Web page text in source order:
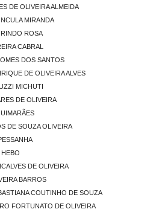
DE OLIVEIRA ALMEIDA
MIRANDA
ROSA
CABRAL
DOS SANTOS
DE OLIVEIRA ALVES
MICHUTI
DE OLIVEIRA
DE SOUZA OLIVEIRA
HEBO
DE OLIVEIRA
BARROS
COUTINHO DE SOUZA
FORTUNATO DE OLIVEIRA